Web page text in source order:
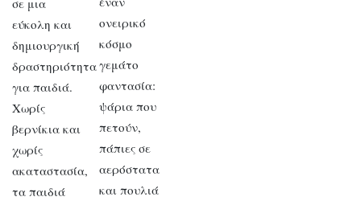
σε μια
εύκολη και
δημιουργική
δραστηριότητα
για παιδιά.
Χωρίς
βερνίκια και
χωρίς
ακαταστασία,
τα παιδιά
ονειρικό
κόσμο
γεμάτο
φαντασία:
ψάρια που
πετούν,
πάπιες σε
αερόστατα
και πουλιά